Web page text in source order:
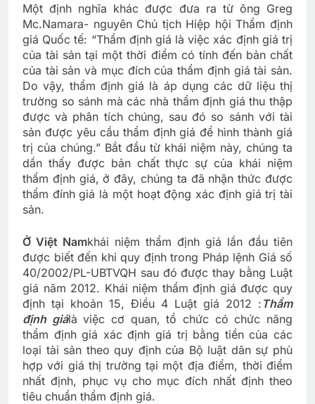
Một định nghĩa khác được đưa ra từ ông Greg
Mc.Namara- nguyên Chủ tịch Hiệp hội Thẩm định
giá Quốc tế: “Thẩm định giá là việc xác định giá trị
của tài sản tại một thời điểm có tính đến bản chất
của tài sản và mục đích của thẩm định giá tài sản.
Do vậy, thẩm định giá là áp dụng các dữ liệu thị
trường so sánh mà các nhà thẩm định giá thu thập
được và phân tích chúng, sau đó so sánh với tài
sản được yêu cầu thẩm định giá để hình thành giá
trị của chúng.” Bắt đầu từ khái niệm này, chúng ta
dần thấy được bản chất thực sự của khái niệm
thẩm định giá, ở đây, chúng ta đã nhận thức được
thẩm đính giá là một hoạt động xác định giá trị tài
sản.
Ở Việt Namkhái niệm thẩm định giá lần đầu tiên
được biết đến khi quy định trong Pháp lệnh Giá số
40/2002/PL-UBTVQH sau đó được thay bằng Luật
giá năm 2012. Khái niệm thẩm định giá được quy
định tại khoản 15, Điều 4 Luật giá 2012 : Thẩm
định giálà việc cơ quan, tổ chức có chức năng
thẩm định giá xác định giá trị bằng tiền của các
loại tài sản theo quy định của Bộ luật dân sự phù
hợp với giá thị trường tại một địa điểm, thời điểm
nhất định, phục vụ cho mục đích nhất định theo
tiêu chuẩn thẩm định giá.